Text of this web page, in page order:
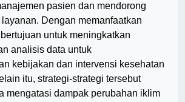
pasien dan mendorong
Dengan memanfaatkan
untuk meningkatkan
analisis data untuk
kebijakan dan intervensi kesehatan
itu, strategi-strategi tersebut
mengatasi dampak perubahan iklim